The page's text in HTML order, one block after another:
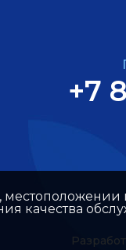
+7
качества